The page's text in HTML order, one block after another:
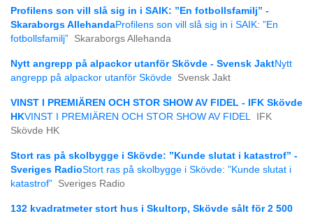
Profilens son vill slå sig in i SAIK: ”En fotbollsfamilj” -
Skaraborgs AllehandaProfilens son vill slå sig in i SAIK: ”En
fotbollsfamilj” Skaraborgs Allehanda
Nytt angrepp på alpackor utanför Skövde - Svensk JaktNytt
angrepp på alpackor utanför Skövde Svensk Jakt
VINST I PREMIÄREN OCH STOR SHOW AV FIDEL - IFK Skövde
HKVINST I PREMIÄREN OCH STOR SHOW AV FIDEL
IFK
Skövde HK
Stort ras på skolbygge i Skövde: ”Kunde slutat i katastrof” -
Sveriges RadioStort ras på skolbygge i Skövde: ”Kunde slutat i
katastrof” Sveriges Radio
132 kvadratmeter stort hus i Skultorp, Skövde sålt för 2 500